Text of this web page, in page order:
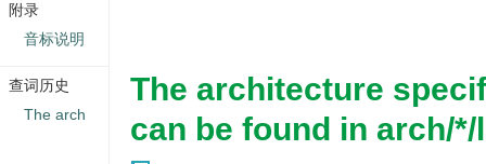
The architecture
can be found in arch/*/
附录
音标说明
查词历史
The arch